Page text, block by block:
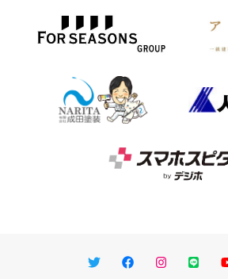
TwitterFacebookInstagram
LINE